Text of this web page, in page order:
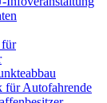
für
für Autofahrende